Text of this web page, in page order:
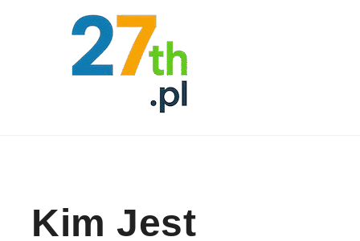
Kim Jest